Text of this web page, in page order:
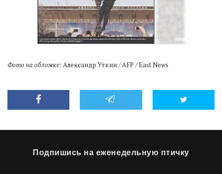
Фото на обложке:Александр Уткин / AFP / East News
Подпишись на еженедельную птичку